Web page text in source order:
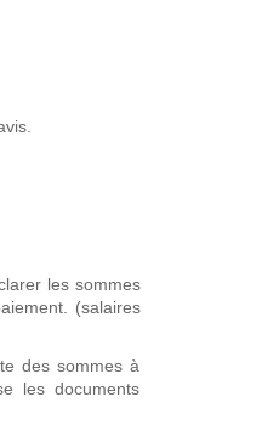
les sommes
(salaires
des sommes à
les documents